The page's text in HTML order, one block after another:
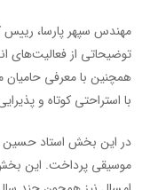
مهندس سپهر پارسا، رییس
توضیحاتی از فعالیت‌های
همچنین با معرفی
با استراحتی کوتاه و
در این بخش استاد حسین
موسیقی پرداخت. این بخش